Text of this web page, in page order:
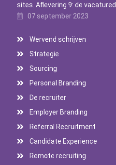
sites. Aflevering 9: de
07 september 2023
Wervend schrijven
Strategie
Sourcing
Personal Branding
De recruiter
Employer Branding
Referral Recruitment
Candidate Experience
Remote recruiting